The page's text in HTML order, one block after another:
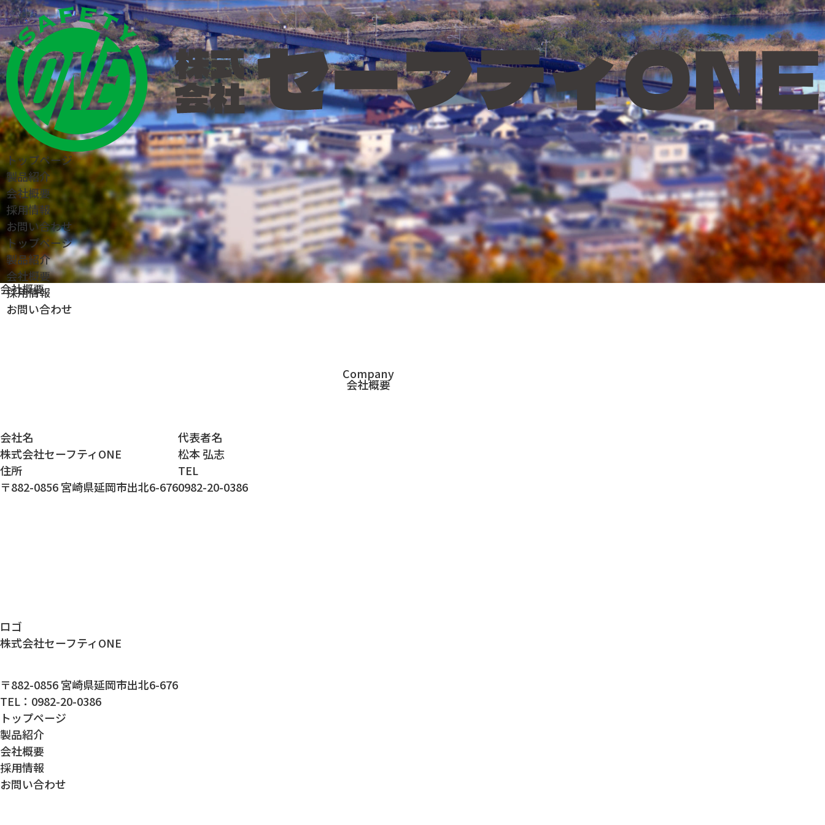
トップページ
製品紹介
会社概要
採用情報
お問い合わせ
トップページ
製品紹介
会社概要
採用情報
お問い合わせ
会社概要
Company
会社概要
会社名
株式会社セーフティONE
代表者名
松本 弘志
住所
〒882-0856 宮崎県延岡市出北6-676
TEL
0982-20-0386
ロゴ
株式会社セーフティONE
〒882-0856 宮崎県延岡市出北6-676
TEL：0982-20-0386
トップページ
製品紹介
会社概要
採用情報
お問い合わせ